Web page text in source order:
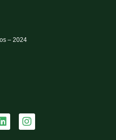
– 2024
LinkedinInstagram